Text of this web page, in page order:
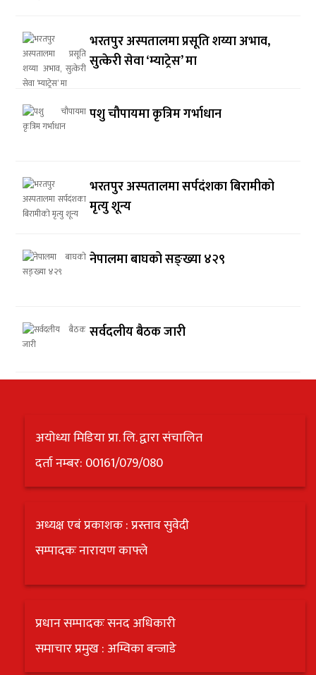
भरतपुर अस्पतालमा प्रसूति शय्या अभाव,
सुत्केरी सेवा ‘म्याट्रेस’ मा
पशु चौपायमा कृत्रिम गर्भाधान
भरतपुर अस्पतालमा सर्पदंशका बिरामीको
मृत्यु शून्य
नेपालमा बाघको सङ्ख्या ४२९
सर्वदलीय बैठक जारी
अयोध्या मिडिया प्रा. लि. द्वारा संचालित
दर्ता नम्बर: 00161/079/080
अध्यक्ष एबं प्रकाशक : प्रस्ताव सुवेदी
सम्पादकः नारायण काफ्ले
प्रधान सम्पादकः सनद अधिकारी
समाचार प्रमुख : अम्विका बन्जाडे